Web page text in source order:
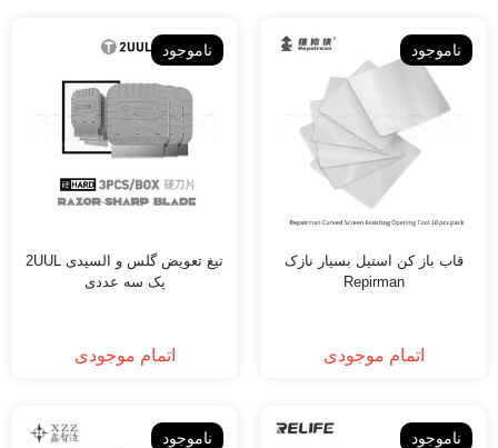
ناموجود
قاب باز کن استیل بسیار نازک
Repirman
اتمام موجودی
ناموجود
تیغ تعویض گلس و السیدی 2UUL
پک سه عددی
اتمام موجودی
ناموجود ناموجود